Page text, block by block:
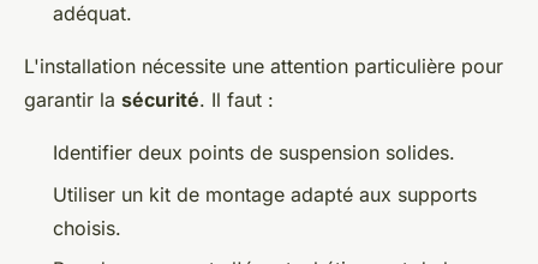
adéquat.
L'installation nécessite une attention particulière pour
garantir la sécurité. Il faut :
Identifier deux points de suspension solides.
Utiliser un kit de montage adapté aux supports
choisis.